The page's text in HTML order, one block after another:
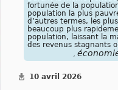
fortunée de la
population la plus
d’autres termes, les
beaucoup plus
population, laissant la
des revenus stagnants
,
10 avril 2026